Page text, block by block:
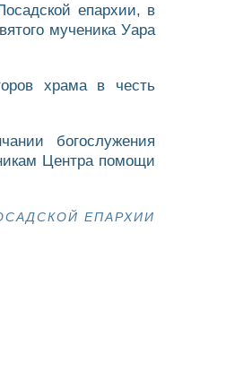
епархии, в
мученика Уара
храма в честь
богослужения
Центра помощи
ЕПАРХИИ